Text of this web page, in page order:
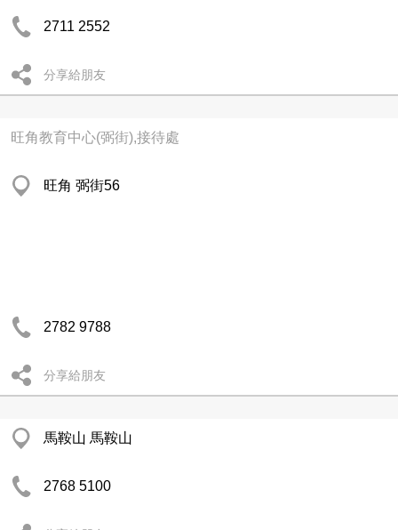
2711 2552
分享給朋友
旺角教育中心(弼街),接待處
旺角 弼街56
2782 9788
分享給朋友
馬鞍山 馬鞍山
2768 5100